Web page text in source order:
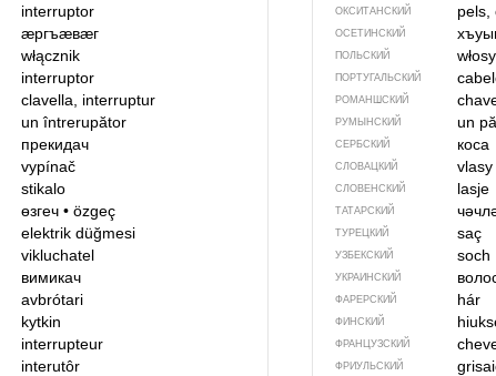
interruptor
ӕргъӕвӕг
włącznik
interruptor
clavella, interruptur
un întrerupător
прекидач
vypínač
stikalo
өзгеч •özgeç
elektrik düğmesi
vikluchatel
вимикач
avbrótari
kytkin
interrupteur
interutôr
ОКСИТАНСКИЙ pels,
ОСЕТИНСКИЙ
ПОЛЬСКИЙ włosy
ПОРТУГАЛЬСКИЙ
РОМАНШСКИЙ
РУМЫНСКИЙ un
СЕРБСКИЙ коса
СЛОВАЦКИЙ vlasy
СЛОВЕНСКИЙ lasje
ТАТАРСКИЙ
ТУРЕЦКИЙ saç
УЗБЕКСКИЙ soch
УКРАИНСКИЙ
ФАРЕРСКИЙ hár
ФИНСКИЙ
ФРАНЦУЗСКИЙ
ФРИУЛЬСКИЙ